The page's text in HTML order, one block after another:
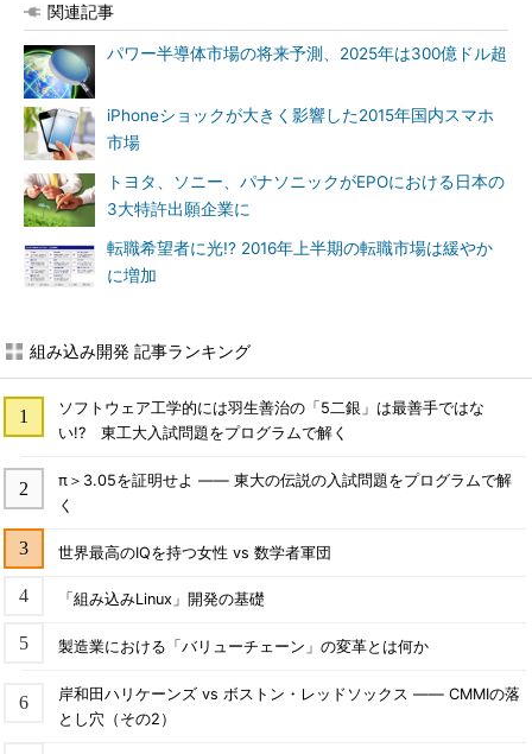
関連記事
パワー半導体市場の将来予測、2025年は300億ドル超
iPhoneショックが大きく影響した2015年国内スマホ
市場
トヨタ、ソニー、パナソニックがEPOにおける日本の
3大特許出願企業に
転職希望者に光!? 2016年上半期の転職市場は緩やか
に増加
組み込み開発 記事ランキング
ソフトウェア工学的には羽生善治の「5二銀」は最善手ではな
い!? 東工大入試問題をプログラムで解く
π＞3.05を証明せよ ―― 東大の伝説の入試問題をプログラムで解
く
世界最高のIQを持つ女性 vs 数学者軍団
「組み込みLinux」開発の基礎
製造業における「バリューチェーン」の変革とは何か
岸和田ハリケーンズ vs ボストン・レッドソックス ―― CMMIの落
とし穴（その2）